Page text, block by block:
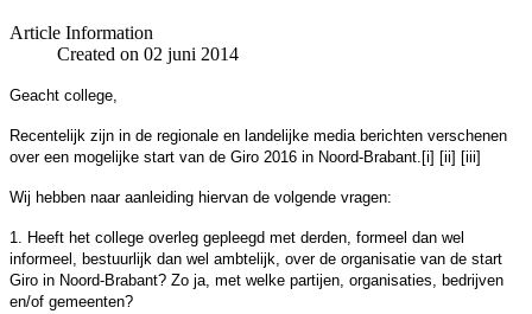
Article Information
Created on 02 juni 2014
Geacht college,
Recentelijk zijn in de regionale en landelijke media berichten verschenen
over een mogelijke start van de Giro 2016 in Noord-Brabant.[i] [ii] [iii]
Wij hebben naar aanleiding hiervan de volgende vragen:
1. Heeft het college overleg gepleegd met derden, formeel dan wel
informeel, bestuurlijk dan wel ambtelijk, over de organisatie van de start
Giro in Noord-Brabant? Zo ja, met welke partijen, organisaties, bedrijven
en/of gemeenten?